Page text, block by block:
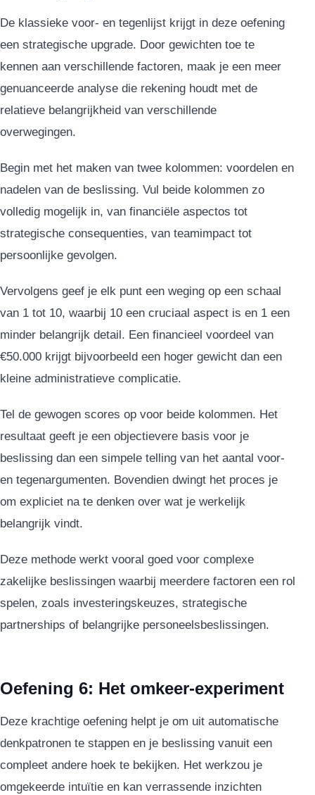
De klassieke voor- en tegenlijst krijgt in deze oefening
een strategische upgrade. Door gewichten toe te
kennen aan verschillende factoren, maak je een meer
genuanceerde analyse die rekening houdt met de
relatieve belangrijkheid van verschillende
overwegingen.
Begin met het maken van twee kolommen: voordelen en
nadelen van de beslissing. Vul beide kolommen zo
volledig mogelijk in, van financiële aspectos tot
strategische consequenties, van teamimpact tot
persoonlijke gevolgen.
Vervolgens geef je elk punt een weging op een schaal
van 1 tot 10, waarbij 10 een cruciaal aspect is en 1 een
minder belangrijk detail. Een financieel voordeel van
€50.000 krijgt bijvoorbeeld een hoger gewicht dan een
kleine administratieve complicatie.
Tel de gewogen scores op voor beide kolommen. Het
resultaat geeft je een objectievere basis voor je
beslissing dan een simpele telling van het aantal voor-
en tegenargumenten. Bovendien dwingt het proces je
om expliciet na te denken over wat je werkelijk
belangrijk vindt.
Deze methode werkt vooral goed voor complexe
zakelijke beslissingen waarbij meerdere factoren een rol
spelen, zoals investeringskeuzes, strategische
partnerships of belangrijke personeelsbeslissingen.
Oefening 6: Het omkeer-experiment
Deze krachtige oefening helpt je om uit automatische
denkpatronen te stappen en je beslissing vanuit een
compleet andere hoek te bekijken. Het werkzou je
omgekeerde intuïtie en kan verrassende inzichten